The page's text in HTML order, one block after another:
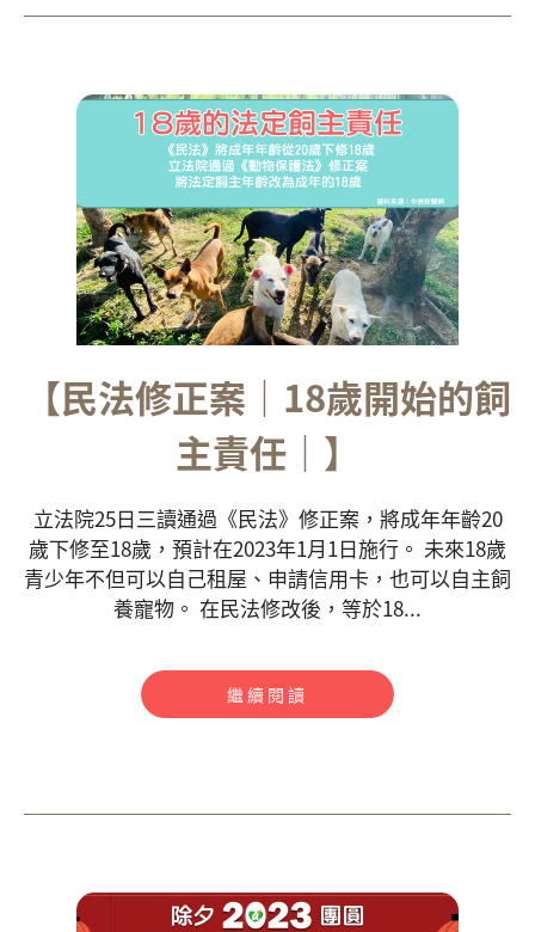
【民法修正案｜18歲開始的飼
主責任｜】
立法院25日三讀通過《民法》修正案，將成年年齡20
歲下修至18歲，預計在2023年1月1日施行。 未來18歲
青少年不但可以自己租屋、申請信用卡，也可以自主飼
養寵物。 在民法修改後，等於18...
繼續閱讀